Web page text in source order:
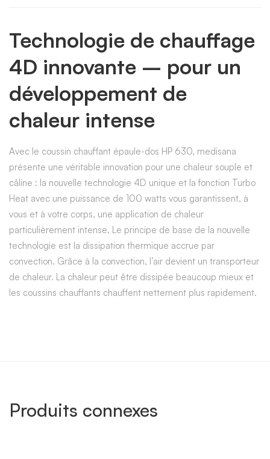
Technologie de chauffage
4D innovante – pour un
développement de
chaleur intense
Avec le coussin chauffant épaule-dos HP 630, medisana
présente une véritable innovation pour une chaleur souple et
câline : la nouvelle technologie 4D unique et la fonction Turbo
Heat avec une puissance de 100 watts vous garantissent, à
vous et à votre corps, une application de chaleur
particulièrement intense. Le principe de base de la nouvelle
technologie est la dissipation thermique accrue par
convection. Grâce à la convection, l’air devient un transporteur
de chaleur. La chaleur peut être dissipée beaucoup mieux et
les coussins chauffants chauffent nettement plus rapidement.
Produits connexes